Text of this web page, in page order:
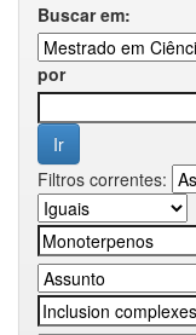
Buscar em:
por
Filtros correntes: